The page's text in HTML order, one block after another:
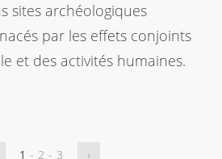
sites archéologiques
par les effets conjoints
et des activités humaines.
1 - 2 - 3 ›